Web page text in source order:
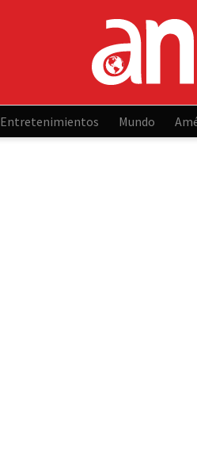
Entretenimientos Mundo